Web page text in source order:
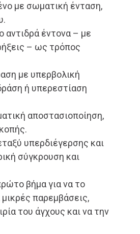
με σωματική ένταση,
αντιδρά έντονα – με
– ως τρόπος
με υπερβολική
ή υπερεστίαση
αποστασιοποίηση,
υπερδιέγερσης και
σύγκρουση και
βήμα για να το
παρεμβάσεις,
του άγχους και να την